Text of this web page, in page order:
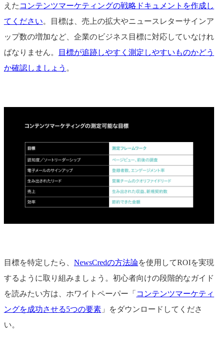
えた コンテンツマーケティングの戦略ドキュメントを作成し
てください。目標は、売上の拡大やニュースレターサインア
ップ数の増加など、企業のビジネス目標に対応していなけれ
ばなりません。
目標が追跡しやすく測定しやすいものかどう
か確認しましょう 。
目標を特定したら、 NewsCredの方法論を使用してROIを実現
するように取り組みましょう。初心者向けの段階的なガイド
を読みたい方は、ホワイトペーパー「 コンテンツマーケティ
ングを成功させる5つの要素 」をダウンロードしてくださ
い。